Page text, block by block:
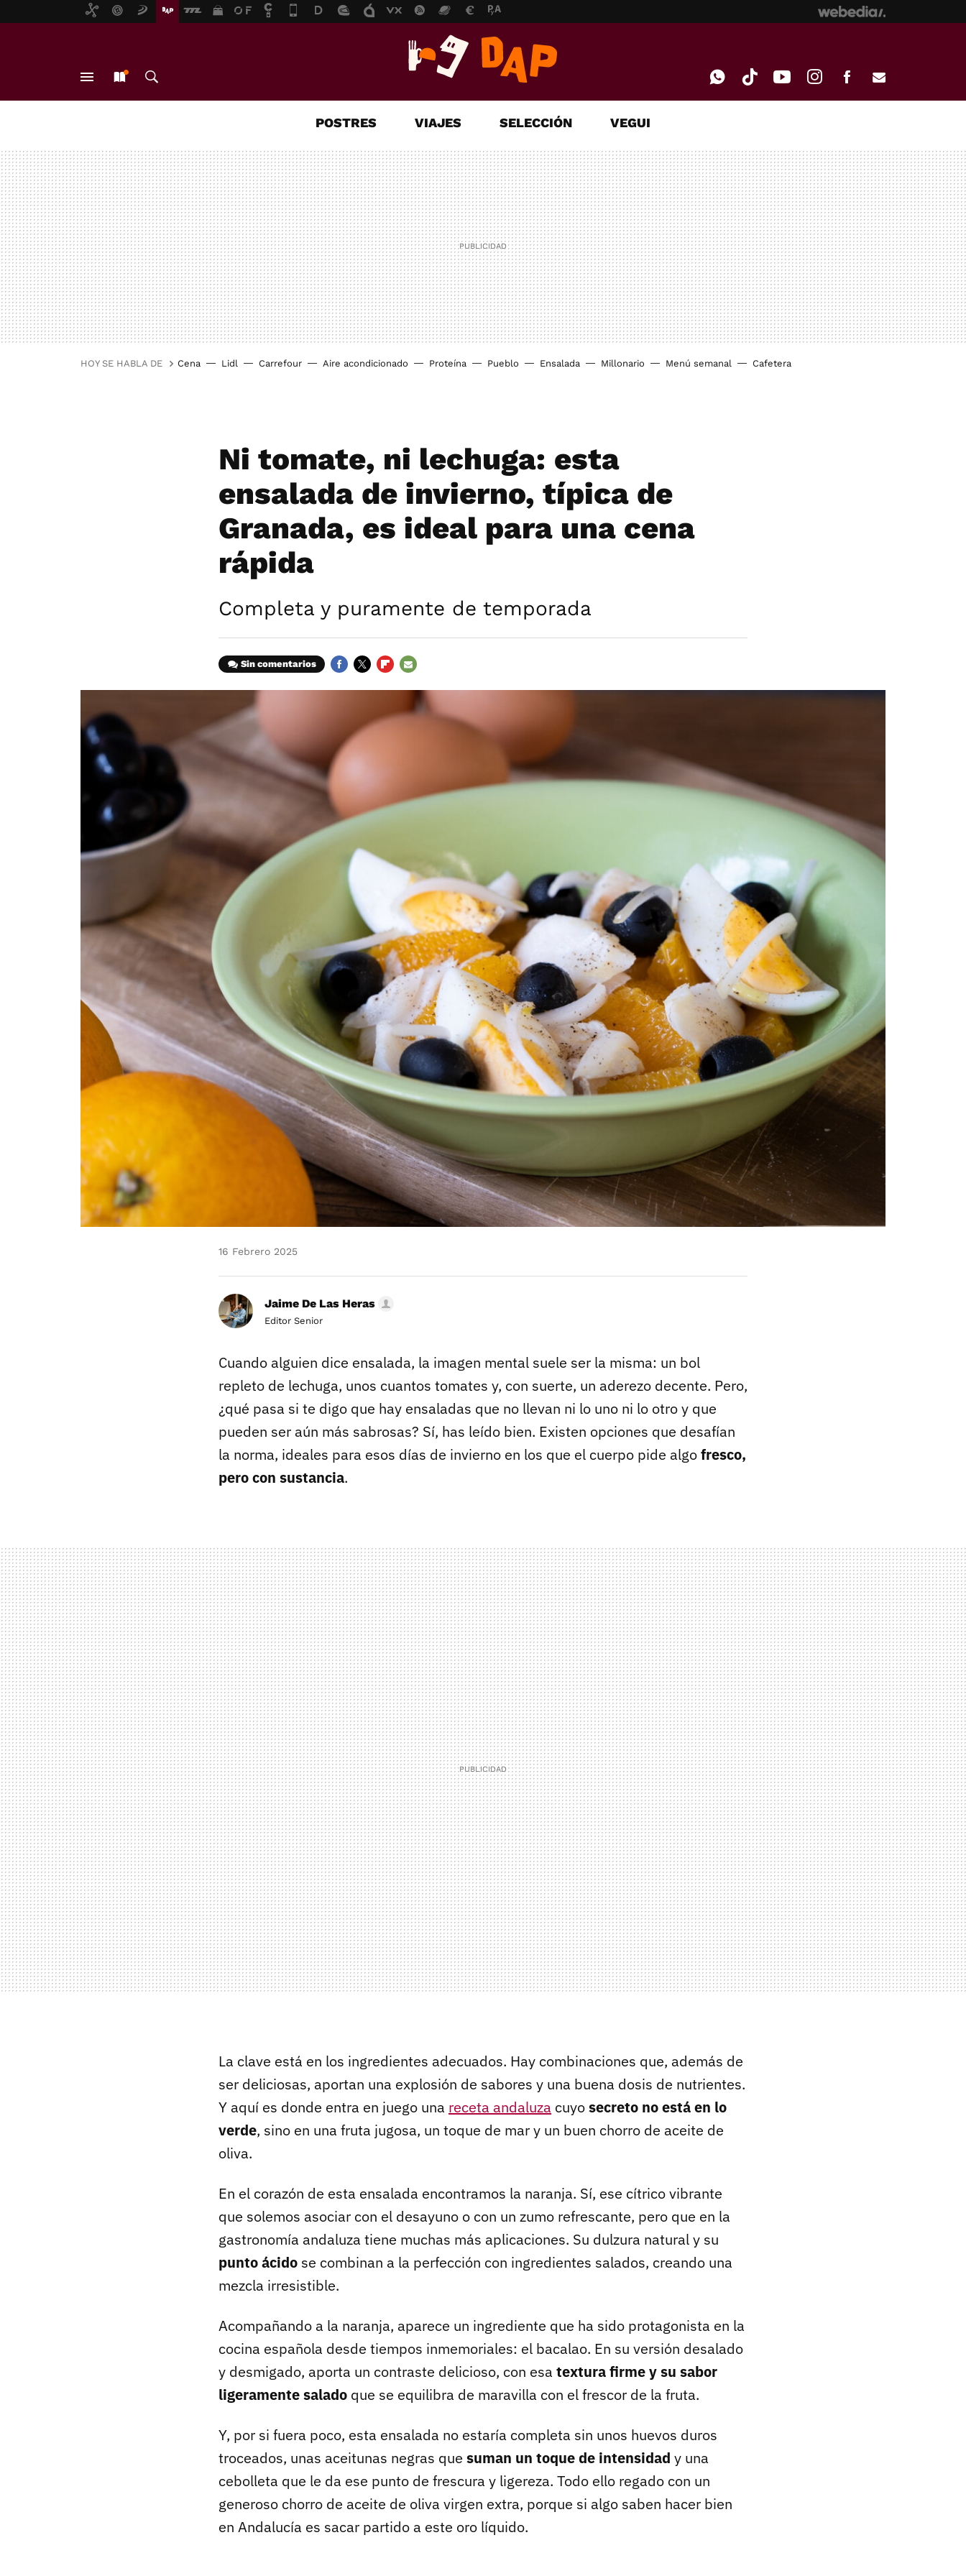
MAIL
POSTRES VIAJES SELECCIÓN VEGUI
HOY SE HABLA DE Cena Lidl Carrefour Aire acondicionado Proteína Pueblo Ensalada Millonario Menú semanal Cafetera
Ni tomate, ni lechuga: esta
ensalada de invierno, típica de
Granada, es ideal para una cena
rápida
Completa y puramente de temporada
Sin comentarios
16 Febrero 2025
Jaime De Las Heras
Editor Senior
Cuando alguien dice ensalada, la imagen mental suele ser la misma: un bol
repleto de lechuga, unos cuantos tomates y, con suerte, un aderezo decente. Pero,
¿qué pasa si te digo que hay ensaladas que no llevan ni lo uno ni lo otro y que
pueden ser aún más sabrosas? Sí, has leído bien. Existen opciones que desafían
la norma, ideales para esos días de invierno en los que el cuerpo pide algofresco,
pero con sustancia.
La clave está en los ingredientes adecuados. Hay combinaciones que, además de
ser deliciosas, aportan una explosión de sabores y una buena dosis de nutrientes.
Y aquí es donde entra en juego una receta andaluza cuyosecreto no está en lo
verde, sino en una fruta jugosa, un toque de mar y un buen chorro de aceite de
oliva.
En el corazón de esta ensalada encontramos la naranja. Sí, ese cítrico vibrante
que solemos asociar con el desayuno o con un zumo refrescante, pero que en la
gastronomía andaluza tiene muchas más aplicaciones. Su dulzura natural y su
punto ácido se combinan a la perfección con ingredientes salados, creando una
mezcla irresistible.
Acompañando a la naranja, aparece un ingrediente que ha sido protagonista en la
cocina española desde tiempos inmemoriales: el bacalao. En su versión desalado
y desmigado, aporta un contraste delicioso, con esa textura firme y su sabor
ligeramente salado que se equilibra de maravilla con el frescor de la fruta.
Y, por si fuera poco, esta ensalada no estaría completa sin unos huevos duros
troceados, unas aceitunas negras que suman un toque de intensidad y una
cebolleta que le da ese punto de frescura y ligereza. Todo ello regado con un
generoso chorro de aceite de oliva virgen extra, porque si algo saben hacer bien
en Andalucía es sacar partido a este oro líquido.